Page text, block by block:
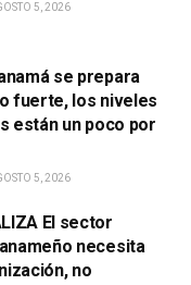
5, 2026
se prepara
fuerte, los niveles
están un poco por
5, 2026
El sector
necesita
no